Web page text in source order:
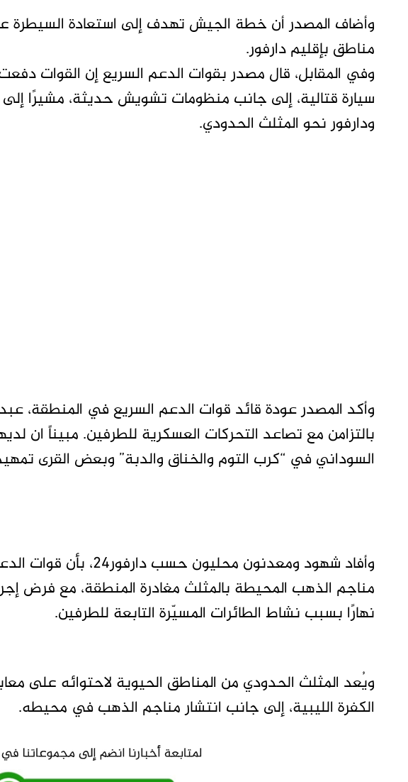
وأضاف المصدر أن خطة الجيش تهدف إلى استعادة السيطرة
مناطق بإقليم دارفور.
سيارة قتالية، إلى جانب منظومات تشويش حديثة، مشيرًا
ودارفور نحو المثلث الحدودي.
وأكد المصدر عودة قائد قوات الدعم السريع في المنطقة،
بالتزامن مع تصاعد التحركات العسكرية للطرفين. مبيناً ان
السوداني في “كرب التوم والخناق والدبة” وبعض القرى
وأفاد شهود ومعدنون
مناجم الذهب المحيطة بالمثلث مغادرة المنطقة، مع فرض
نهارًا بسبب نشاط الطائرات المسيّرة التابعة للطرفين.
ويُعد المثلث الحدودي من المناطق الحيوية لاحتوائه على
الكفرة الليبية، إلى جانب انتشار مناجم الذهب في محيطه.